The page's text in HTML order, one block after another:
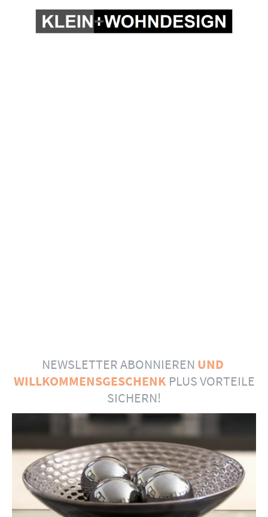
NEWSLETTER ABONNIEREN UND
WILLKOMMENSGESCHENK PLUS VORTEILE
SICHERN!